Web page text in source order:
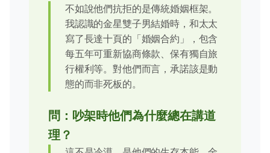
不如說他們抗拒的是傳統婚姻框架。
我認識的金星雙子男結婚時，和太太
寫了長達十頁的「婚姻合約」，包含
每五年可重新協商條款、保有獨自旅
行權利等。對他們而言，承諾該是動
態的而非死板的。
問：吵架時他們為什麼總在講道
理？